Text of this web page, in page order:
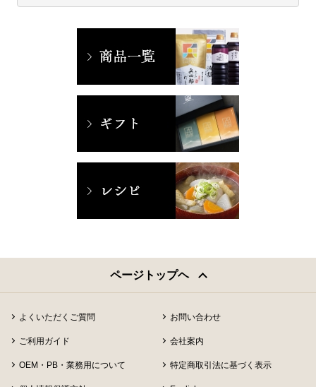
ページトップヘ
よくいただくご質問 お問い合わせ
ご利用ガイド 会社案内
OEM・PB・業務用について 特定商取引法に基づく表示